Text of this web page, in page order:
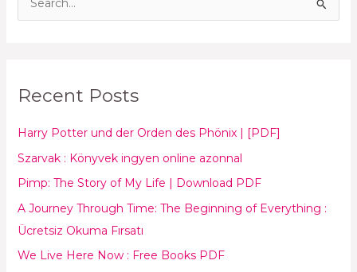
c
f
o
r
:
Recent Posts
Harry Potter und der Orden des Phönix | [PDF]
Szarvak : Könyvek ingyen online azonnal
Pimp: The Story of My Life | Download PDF
A Journey Through Time: The Beginning of Everything :
Ücretsiz Okuma Fırsatı
We Live Here Now : Free Books PDF